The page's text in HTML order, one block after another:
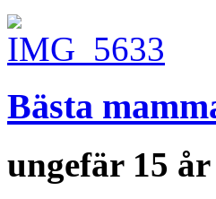
Bästa
ungefär 15 år